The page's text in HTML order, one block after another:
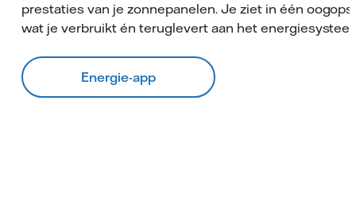
prestaties van je zonnepanelen. Je ziet in één
wat je verbruikt én teruglevert aan het
Energie-app